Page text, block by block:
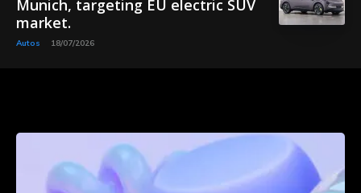
Munich, targeting EU electric SUV
market.
Autos 18/07/2026